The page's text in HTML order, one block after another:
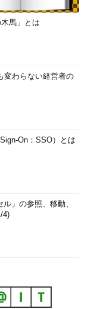
木馬」とは
変わらない経営者の
On：SSO）とは
」の参照、移動、
4)